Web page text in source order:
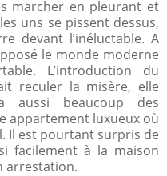
marcher en pleurant et
uns se pissent dessus,
devant l’inéluctable. A
le monde moderne
L’introduction du
reculer la misère, elle
aussi beaucoup des
appartement luxueux où
Il est pourtant surpris de
facilement à la maison
arrestation.